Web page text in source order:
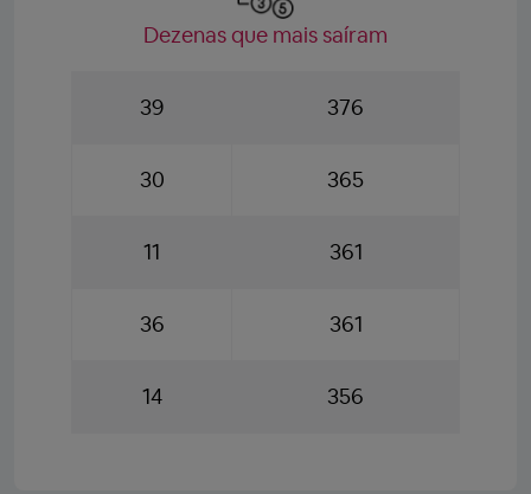
Dezenas que mais saíram
39 376
30 365
11 361
36 361
14 356